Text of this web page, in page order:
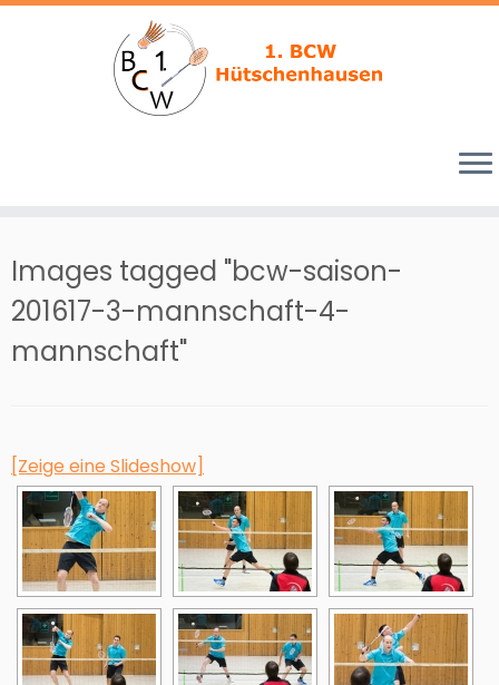
Inhalt
springen
Images tagged "bcw-saison-
201617-3-mannschaft-4-
mannschaft"
[Zeige eine Slideshow]